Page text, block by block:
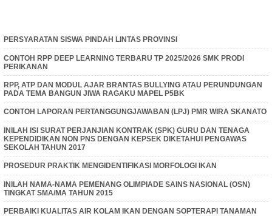
PERSYARATAN SISWA PINDAH LINTAS PROVINSI
CONTOH RPP DEEP LEARNING TERBARU TP 2025/2026 SMK PRODI
PERIKANAN
RPP, ATP DAN MODUL AJAR BRANTAS BULLYING ATAU PERUNDUNGAN
PADA TEMA BANGUN JIWA RAGAKU MAPEL P5BK
CONTOH LAPORAN PERTANGGUNGJAWABAN (LPJ) PMR WIRA SKANATO
INILAH ISI SURAT PERJANJIAN KONTRAK (SPK) GURU DAN TENAGA
KEPENDIDIKAN NON PNS DENGAN KEPSEK DIKETAHUI PENGAWAS
SEKOLAH TAHUN 2017
PROSEDUR PRAKTIK MENGIDENTIFIKASI MORFOLOGI IKAN
INILAH NAMA-NAMA PEMENANG OLIMPIADE SAINS NASIONAL (OSN)
TINGKAT SMA/MA TAHUN 2015
PERBAIKI KUALITAS AIR KOLAM IKAN DENGAN SOPTERAPI TANAMAN